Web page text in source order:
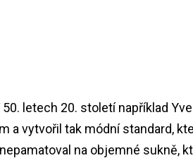
letech 20. století například
a vytvořil tak módní standard,
na objemné sukně,